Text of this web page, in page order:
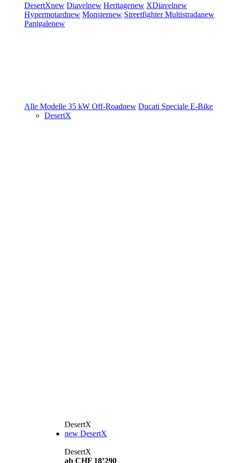
DesertXnew Diavelnew Heritagenew XDiavelnew
Hypermotardnew Monsternew StreetfighterMultistradanew
Panigalenew
Alle Modelle 35 kW Off-Roadnew Ducati Speciale E-Bike
DesertX
DesertX
new DesertX
DesertX
ab CHF 18’290